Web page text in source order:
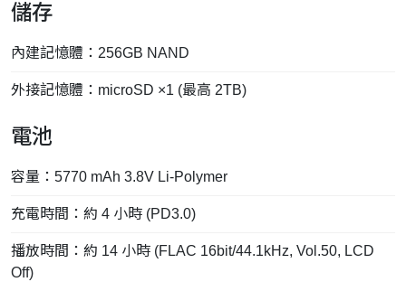
儲存
內建記憶體：256GB NAND
外接記憶體：microSD ×1 (最高 2TB)
電池
容量：5770 mAh 3.8V Li-Polymer
充電時間：約 4 小時 (PD3.0)
播放時間：約 14 小時 (FLAC 16bit/44.1kHz, Vol.50, LCD
Off)